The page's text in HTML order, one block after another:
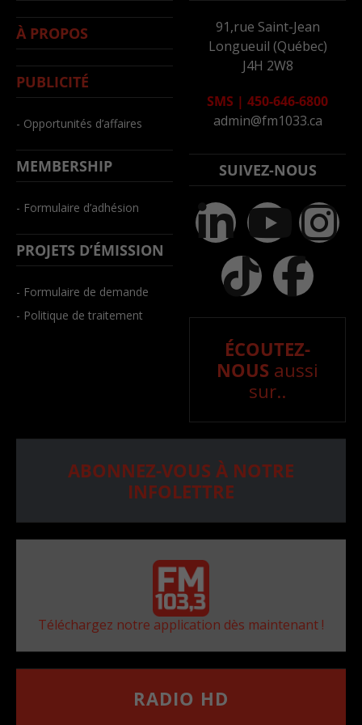
À PROPOS
PUBLICITÉ
- Opportunités d’affaires
MEMBERSHIP
- Formulaire d’adhésion
PROJETS D’ÉMISSION
- Formulaire de demande
- Politique de traitement
91,rue Saint-Jean
Longueuil (Québec)
J4H 2W8
SMS | 450-646-6800
admin@fm1033.ca
SUIVEZ-NOUS
ÉCOUTEZ-
NOUS aussi
sur..
ABONNEZ-VOUS À NOTRE
INFOLETTRE
Téléchargez notre application dès maintenant !
RADIO HD